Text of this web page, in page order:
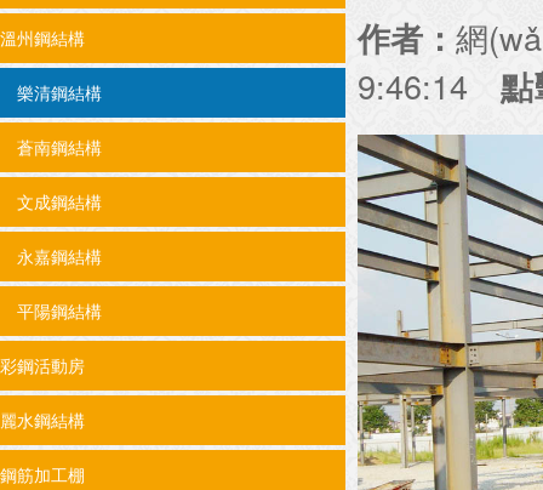
溫州鋼結構
樂清鋼結構
蒼南鋼結構
文成鋼結構
永嘉鋼結構
平陽鋼結構
彩鋼活動房
麗水鋼結構
鋼筋加工棚
作者： 網
9:46:14 點